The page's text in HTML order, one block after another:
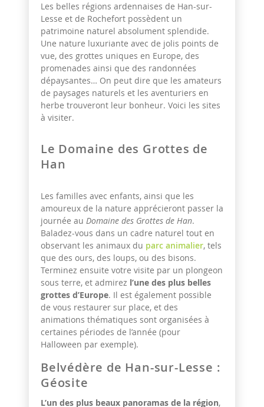
Les belles régions ardennaises de Han-sur-
Lesse et de Rochefort possèdent un
patrimoine naturel absolument splendide.
Une nature luxuriante avec de jolis points de
vue, des grottes uniques en Europe, des
promenades ainsi que des randonnées
dépaysantes… On peut dire que les amateurs
de paysages naturels et les aventuriers en
herbe trouveront leur bonheur. Voici les sites
à visiter.
Le Domaine des Grottes de
Han
Les familles avec enfants, ainsi que les
amoureux de la nature apprécieront passer la
journée au Domaine des Grottes de Han.
Baladez-vous dans un cadre naturel tout en
observant les animaux du parc animalier, tels
que des ours, des loups, ou des bisons.
Terminez ensuite votre visite par un plongeon
sous terre, et admirez l’une des plus belles
grottes d’Europe. Il est également possible
de vous restaurer sur place, et des
animations thématiques sont organisées à
certaines périodes de l’année (pour
Halloween par exemple).
Belvédère de Han-sur-Lesse :
Géosite
L’un des plus beaux panoramas de la région,